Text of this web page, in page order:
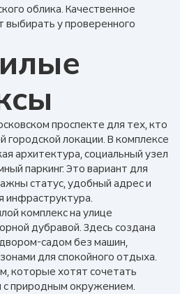
облика. Качественное
у проверенного
проспекте для тех, кто
городской локации. В комплексе
архитектура, социальный узел
паркинг. Это вариант для
статус, удобный адрес и
инфраструктура.
комплекс на улице
дубравой. Здесь создана
садом без машин,
для спокойного отдыха.
которые хотят сочетать
с природным окружением.